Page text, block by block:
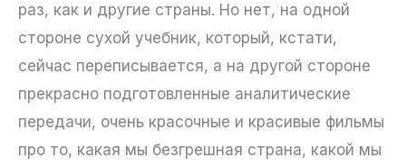
раз, как и другие страны. Но нет, на одной
стороне сухой учебник, который, кстати,
сейчас переписывается, а на другой стороне
прекрасно подготовленные аналитические
передачи, очень красочные и красивые фильмы
про то, какая мы безгрешная страна, какой мы